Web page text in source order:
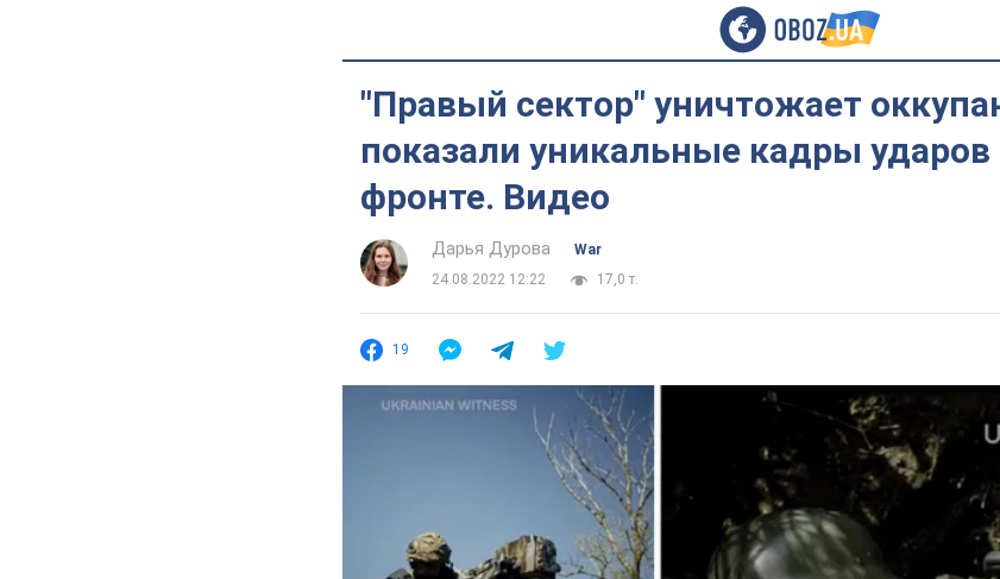
"Правый сектор" уничтожает
показали уникальные кадры ударов
фронте. Видео
Дарья Дурова
War
24.08.2022 12:22
17,0 т.
19